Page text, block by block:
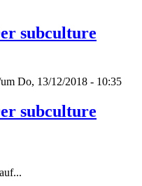
subculture
Do, 13/12/2018 - 10:35
subculture